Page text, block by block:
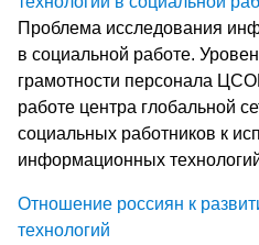
Проблема исследования
в социальной работе.
грамотности персонала
работе центра глобальной
социальных работников к
информационных
Отношение россиян к
технологий